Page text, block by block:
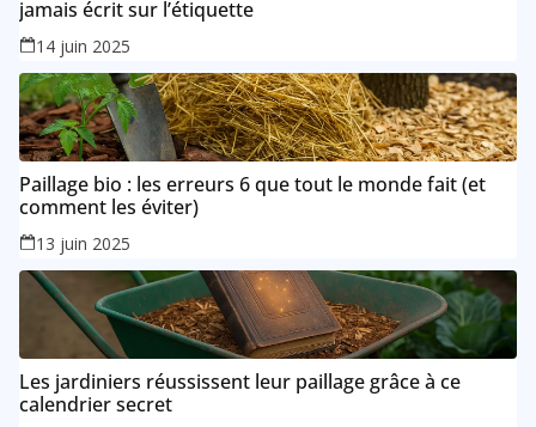
jamais écrit sur l’étiquette
14 juin 2025
Paillage bio : les erreurs 6 que tout le monde fait (et
comment les éviter)
13 juin 2025
Les jardiniers réussissent leur paillage grâce à ce
calendrier secret